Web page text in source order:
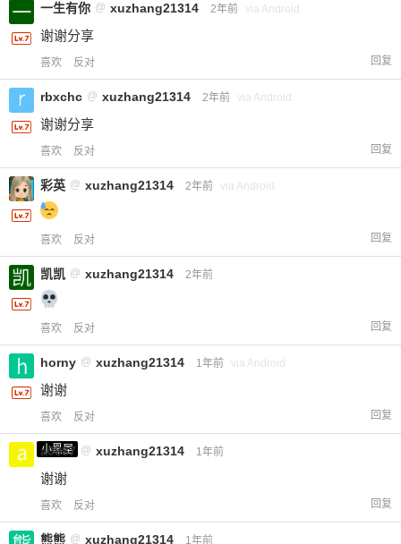
一生有你 @ xuzhang21314 2年前 via Android
谢谢分享
喜欢 反对 回复
rbxchc @ xuzhang21314 2年前 via Android
谢谢分享
喜欢 反对 回复
彩英 @ xuzhang21314 2年前 via Android
喜欢 反对 回复
凯凯 @ xuzhang21314 2年前
喜欢 反对 回复
horny @ xuzhang21314 1年前 via Android
谢谢
喜欢 反对 回复
小黑屋
a0987 @ xuzhang21314 1年前
谢谢
喜欢 反对 回复
熊熊 @ xuzhang21314 1年前